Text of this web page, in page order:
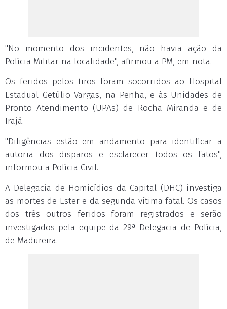
"No momento dos incidentes, não havia ação da
Polícia Militar na localidade", afirmou a PM, em nota.
Os feridos pelos tiros foram socorridos ao Hospital
Estadual Getúlio Vargas, na Penha, e às Unidades de
Pronto Atendimento (UPAs) de Rocha Miranda e de
Irajá.
"Diligências estão em andamento para identificar a
autoria dos disparos e esclarecer todos os fatos",
informou a Polícia Civil.
A Delegacia de Homicídios da Capital (DHC) investiga
as mortes de Ester e da segunda vítima fatal. Os casos
dos três outros feridos foram registrados e serão
investigados pela equipe da 29ª Delegacia de Polícia,
de Madureira.